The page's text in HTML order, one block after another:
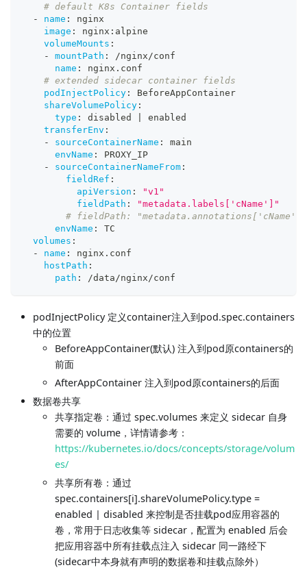
# default K8s Container fields
-
name :
nginx
image : nginx : alpine
volumeMounts :
-
mountPath :
/nginx/conf
name :
nginx.conf
# extended sidecar container fields
podInjectPolicy :
BeforeAppContainer
shareVolumePolicy :
type : disabled
enabled
transferEnv :
-
sourceContainerName :
main
envName :
PROXY_IP
-
sourceContainerNameFrom :
fieldRef :
apiVersion :
"v1"
fieldPath :
"metadata.labels['cName']"
# fieldPath: "metadata.annotations['cName']"
envName :
TC
volumes :
-
name :
nginx.conf
hostPath :
path : /data/nginx/conf
podInjectPolicy 定义container注入到pod.spec.containers
中的位置
BeforeAppContainer(默认) 注入到pod原containers的
前面
AfterAppContainer 注入到pod原containers的后面
数据卷共享
共享指定卷：通过 spec.volumes 来定义 sidecar 自身
需要的 volume，详情请参考：
https://kubernetes.io/docs/concepts/storage/volum
es/
共享所有卷：通过
spec.containers[i].shareVolumePolicy.type =
enabled | disabled 来控制是否挂载pod应用容器的
卷，常用于日志收集等 sidecar，配置为 enabled 后会
把应用容器中所有挂载点注入 sidecar 同一路经下
(sidecar中本身就有声明的数据卷和挂载点除外）